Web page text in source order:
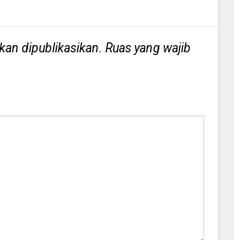
dipublikasikan. Ruas yang wajib